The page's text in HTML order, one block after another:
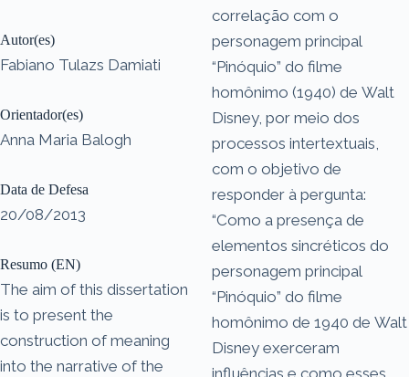
Autor(es)
Fabiano Tulazs Damiati
Orientador(es)
Anna Maria Balogh
Data de Defesa
20/08/2013
Resumo (EN)
The aim of this dissertation
is to present the
construction of meaning
into the narrative of the
correlação com o
personagem principal
“Pinóquio” do filme
homônimo (1940) de Walt
Disney, por meio dos
processos intertextuais,
com o objetivo de
responder à pergunta:
“Como a presença de
elementos sincréticos do
personagem principal
“Pinóquio” do filme
homônimo de 1940 de Walt
Disney exerceram
influências e como esses